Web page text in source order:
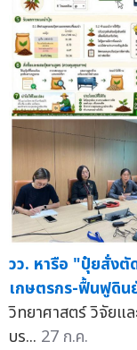
วว. หารือ "ปุ๋ยสั่ง
เกษตรกร-ฟื้นฟูดิน
วิทยาศาสตร์ วิจัยแ
บร... 27 ก.ค.